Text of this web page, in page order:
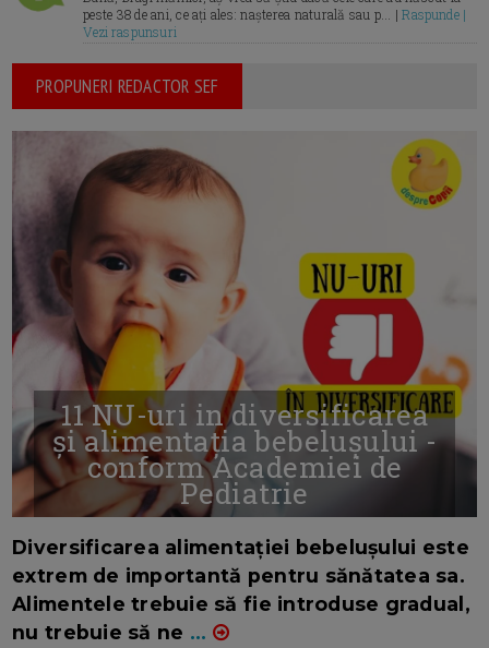
peste 38 de ani, ce ați ales: nașterea naturală sau p... |Raspunde |
Vezi raspunsuri
PROPUNERI REDACTOR SEF
11 NU-uri in diversificarea
și alimentația bebelușului -
conform Academiei de
Pediatrie
Diversificarea alimentației bebelușului este
extrem de importantă pentru sănătatea sa.
Alimentele trebuie să fie introduse gradual,
nu trebuie să ne ...